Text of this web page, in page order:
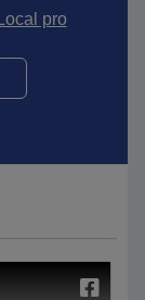
Local pro